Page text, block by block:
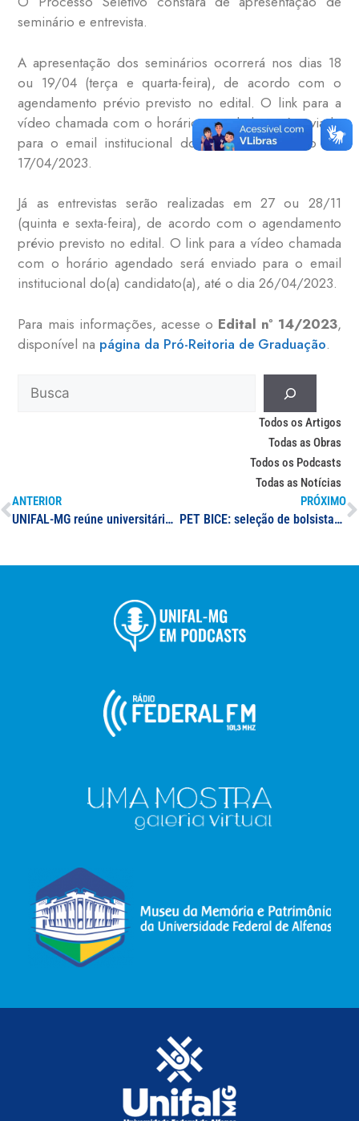
seminário e entrevista.
A apresentação dos seminários ocorrerá nos dias 18
ou 19/04 (terça e quarta-feira), de acordo com o
agendamento prévio previsto no edital. O link para a
vídeo chamada com o horário agendado será enviado
para o email institucional do(a) candidato(a), no dia
17/04/2023.
Já as entrevistas serão realizadas em 27 ou 28/11
(quinta e sexta-feira), de acordo com o agendamento
prévio previsto no edital. O link para a vídeo chamada
com o horário agendado será enviado para o email
institucional do(a) candidato(a), até o dia 26/04/2023.
Para mais informações, acesse o Edital nº 14/2023,
disponível na página da Pró-Reitoria de Graduação.
Todos os Artigos
Todas as Obras
Todos os Podcasts
Todas as Notícias
ANTERIOR
UNIFAL-MG reúne universitários ingressantes e veteranos para volta às aulas nesta quinta-feira (23/3)
PRÓXIMO
PET BICE: seleção de bolsistas e não bolsistas